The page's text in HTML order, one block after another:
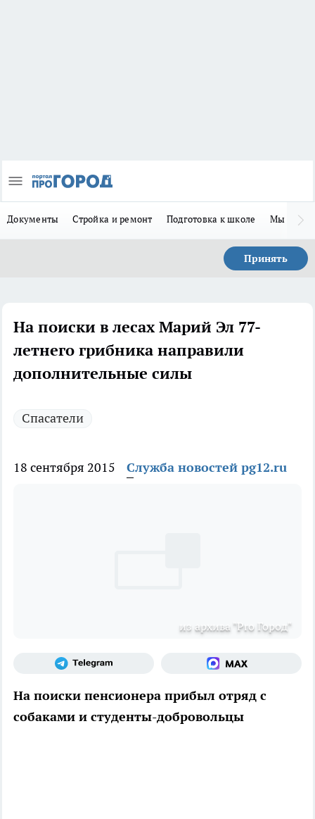
Документы Стройка и ремонт Подготовка к школе Мы в MAX
Принять
На поиски в лесах Марий Эл 77-
летнего грибника направили
дополнительные силы
Спасатели
18 сентября 2015 Служба новостей pg12.ru
из архива "Pro Город"
На поиски пенсионера прибыл отряд с
собаками и студенты-добровольцы